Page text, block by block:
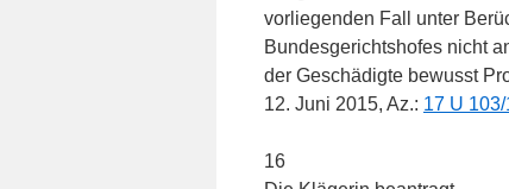
vorliegenden Fall unter
Bundesgerichtshofes nicht
der Geschädigte bewusst
12. Juni 2015, Az.: 17 U
16